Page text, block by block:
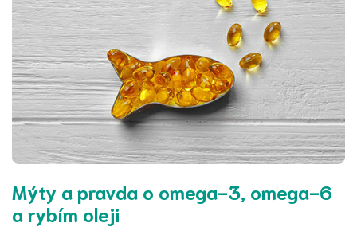
Mýty a pravda o omega-3, omega-6
a rybím oleji